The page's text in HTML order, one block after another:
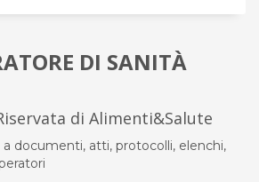
DI SANITÀ
di Alimenti&Salute
documenti, atti, protocolli, elenchi,